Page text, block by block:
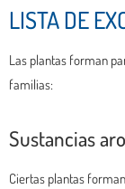
LISTA DE
Las plantas forman
familias:
Sustancias
Ciertas plantas